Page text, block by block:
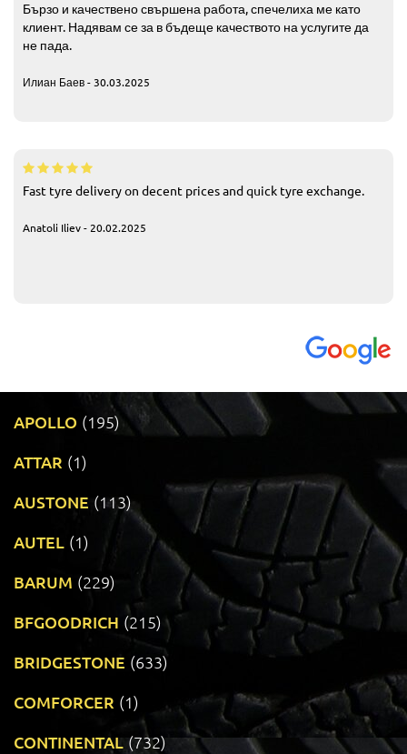
Бързо и качествено свършена работа, спечелиха ме като
клиент. Надявам се за в бъдеще качеството на услугите да
не пада.
Илиан Баев - 30.03.2025
Fast tyre delivery on decent prices and quick tyre exchange.
Anatoli Iliev - 20.02.2025
APOLLO (195)
ATTAR (1)
AUSTONE (113)
AUTEL (1)
BARUM (229)
BFGOODRICH (215)
BRIDGESTONE (633)
COMFORCER (1)
CONTINENTAL (732)